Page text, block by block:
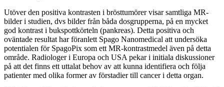
Utöver den positiva kontrasten i brösttumörer visar samtliga MR-
bilder i studien, dvs bilder från båda dosgrupperna, på en mycket
god kontrast i bukspottkörteln (pankreas). Detta positiva och
oväntade resultat har föranlett Spago Nanomedical att undersöka
potentialen för SpagoPix som ett MR-kontrastmedel även på detta
område. Radiologer i Europa och USA pekar i initiala diskussioner
på att det finns ett uttalat behov av att kunna identifiera och följa
patienter med olika former av förstadier till cancer i detta organ.